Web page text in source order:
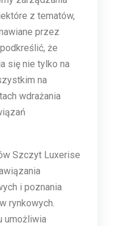
z tematów,
przez
że
się nie tylko na
na
wdrażania
Szczyt Luxerise
i poznania
rynkowych.
umożliwia